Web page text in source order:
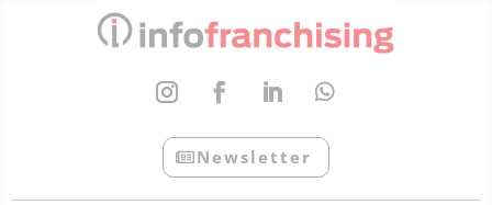
Newsletter